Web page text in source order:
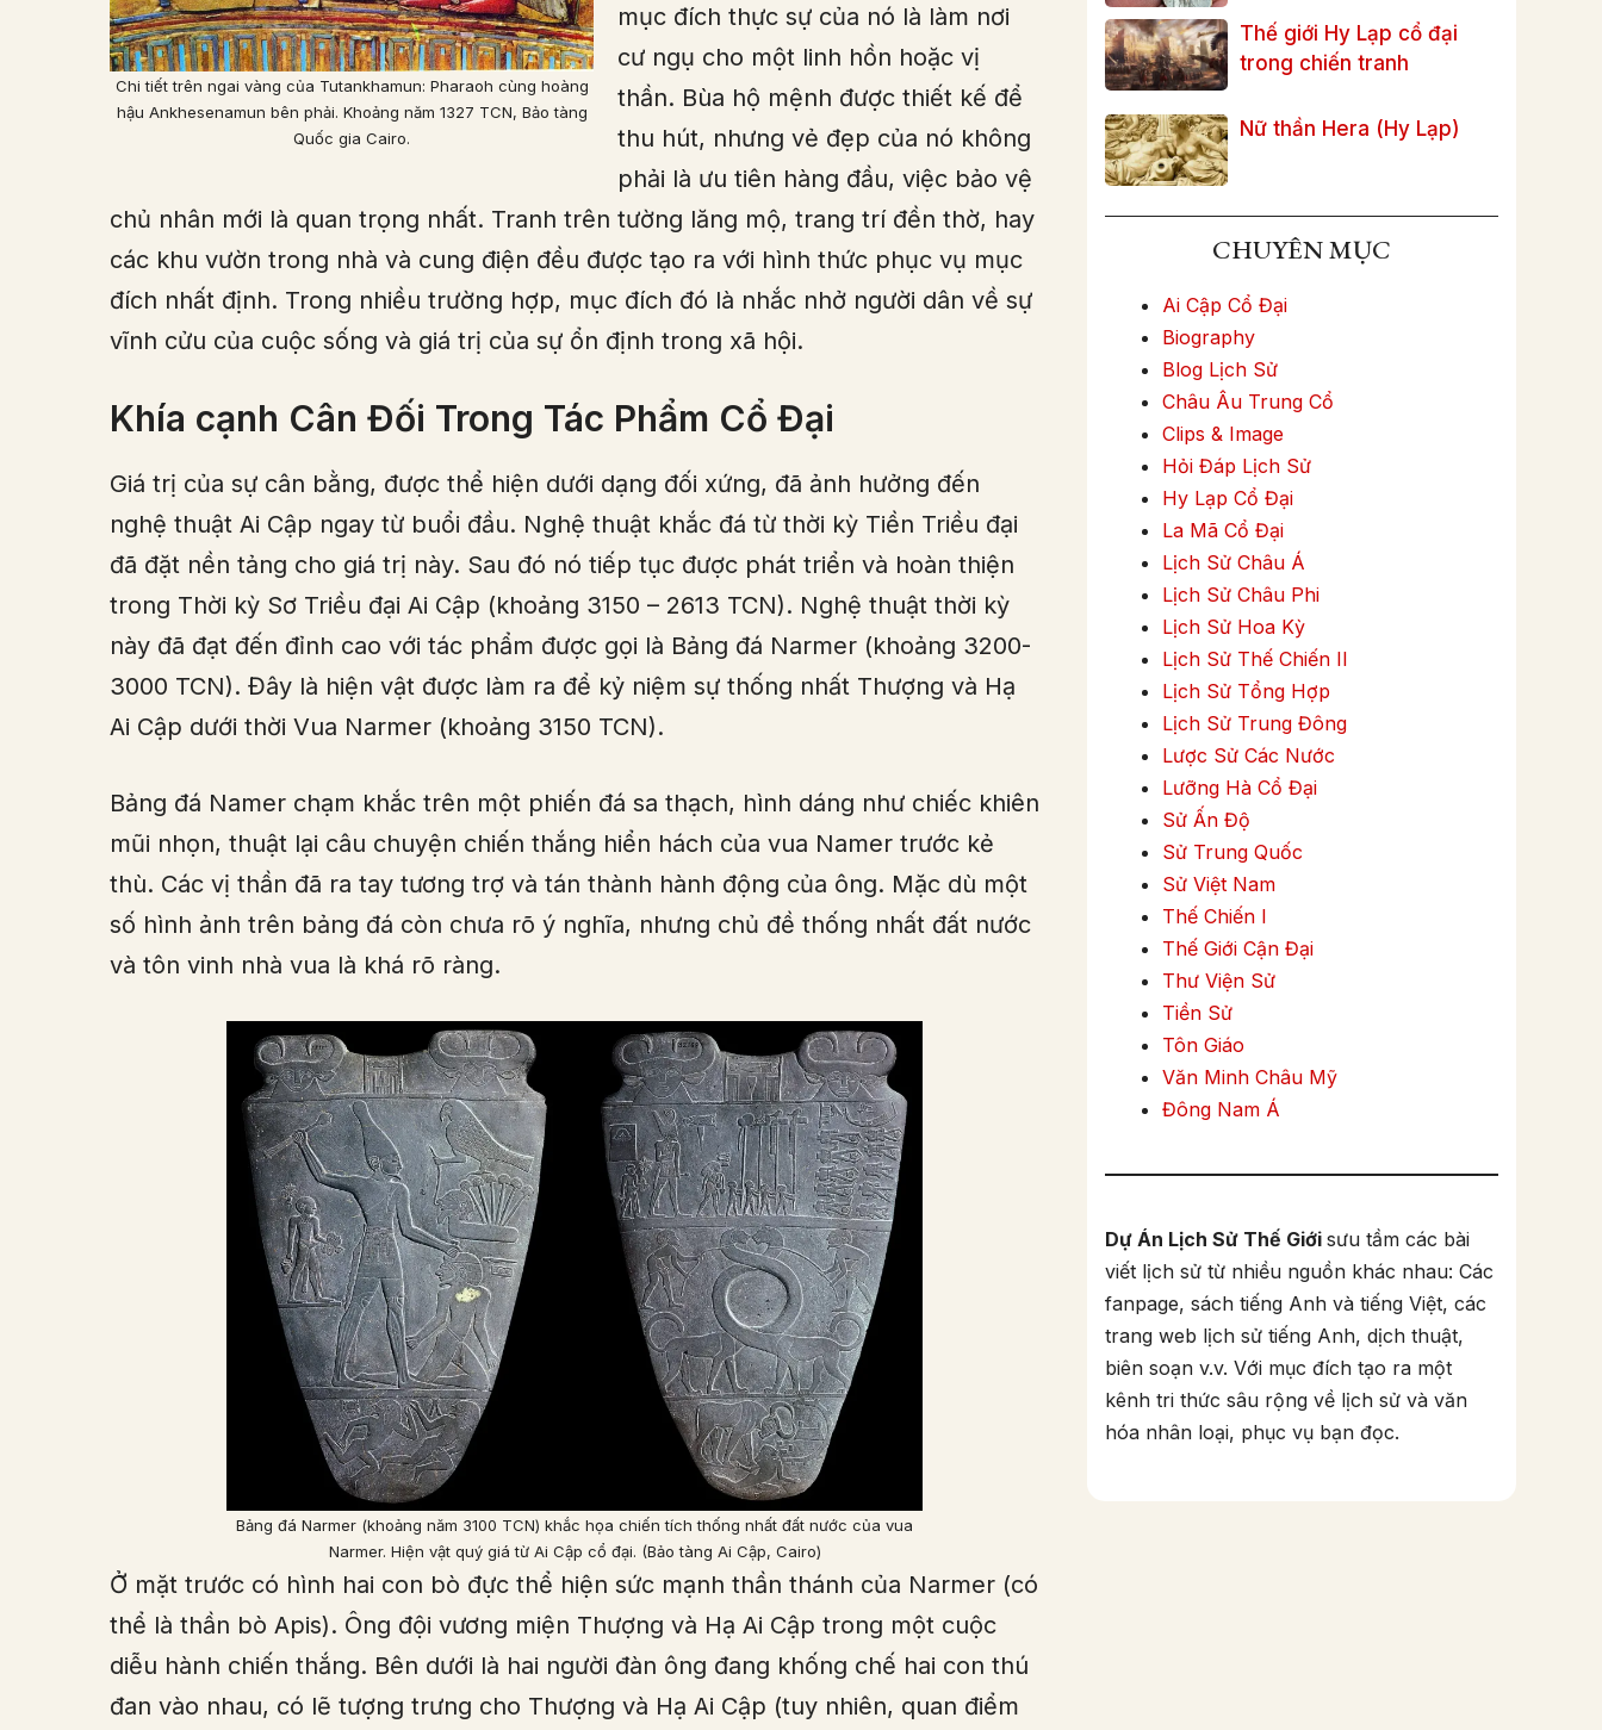
Chi tiết trên ngai vàng của Tutankhamun: Pharaoh cùng hoàng
hậu Ankhesenamun bên phải. Khoảng năm 1327 TCN, Bảo tàng
Quốc gia Cairo.
mục đích thực sự của nó là làm nơi
cư ngụ cho một linh hồn hoặc vị
thần. Bùa hộ mệnh được thiết kế để
thu hút, nhưng vẻ đẹp của nó không
phải là ưu tiên hàng đầu, việc bảo vệ
chủ nhân mới là quan trọng nhất. Tranh trên tường lăng mộ, trang trí đền thờ, hay
các khu vườn trong nhà và cung điện đều được tạo ra với hình thức phục vụ mục
đích nhất định. Trong nhiều trường hợp, mục đích đó là nhắc nhở người dân về sự
vĩnh cửu của cuộc sống và giá trị của sự ổn định trong xã hội.
Khía cạnh Cân Đối Trong Tác Phẩm Cổ Đại
Giá trị của sự cân bằng, được thể hiện dưới dạng đối xứng, đã ảnh hưởng đến
nghệ thuật Ai Cập ngay từ buổi đầu. Nghệ thuật khắc đá từ thời kỳ Tiền Triều đại
đã đặt nền tảng cho giá trị này. Sau đó nó tiếp tục được phát triển và hoàn thiện
trong Thời kỳ Sơ Triều đại Ai Cập (khoảng 3150 – 2613 TCN). Nghệ thuật thời kỳ
này đã đạt đến đỉnh cao với tác phẩm được gọi là Bảng đá Narmer (khoảng 3200-
3000 TCN). Đây là hiện vật được làm ra để kỷ niệm sự thống nhất Thượng và Hạ
Ai Cập dưới thời Vua Narmer (khoảng 3150 TCN).
Bảng đá Namer chạm khắc trên một phiến đá sa thạch, hình dáng như chiếc khiên
mũi nhọn, thuật lại câu chuyện chiến thắng hiển hách của vua Namer trước kẻ
thù. Các vị thần đã ra tay tương trợ và tán thành hành động của ông. Mặc dù một
số hình ảnh trên bảng đá còn chưa rõ ý nghĩa, nhưng chủ đề thống nhất đất nước
và tôn vinh nhà vua là khá rõ ràng.
Bảng đá Narmer (khoảng năm 3100 TCN) khắc họa chiến tích thống nhất đất nước của vua
Narmer. Hiện vật quý giá từ Ai Cập cổ đại. (Bảo tàng Ai Cập, Cairo)
Ở mặt trước có hình hai con bò đực thể hiện sức mạnh thần thánh của Narmer (có
thể là thần bò Apis). Ông đội vương miện Thượng và Hạ Ai Cập trong một cuộc
diễu hành chiến thắng. Bên dưới là hai người đàn ông đang khống chế hai con thú
đan vào nhau, có lẽ tượng trưng cho Thượng và Hạ Ai Cập (tuy nhiên, quan điểm
Thế giới Hy Lạp cổ đại
trong chiến tranh
Nữ thần Hera (Hy Lạp)
CHUYÊN MỤC
Ai Cập Cổ Đại
Biography
Blog Lịch Sử
Châu Âu Trung Cổ
Clips & Image
Hỏi Đáp Lịch Sử
Hy Lạp Cổ Đại
La Mã Cổ Đại
Lịch Sử Châu Á
Lịch Sử Châu Phi
Lịch Sử Hoa Kỳ
Lịch Sử Thế Chiến II
Lịch Sử Tổng Hợp
Lịch Sử Trung Đông
Lược Sử Các Nước
Lưỡng Hà Cổ Đại
Sử Ấn Độ
Sử Trung Quốc
Sử Việt Nam
Thế Chiến I
Thế Giới Cận Đại
Thư Viện Sử
Tiền Sử
Tôn Giáo
Văn Minh Châu Mỹ
Đông Nam Á
Dự Án Lịch Sử Thế Giới sưu tầm các bài
viết lịch sử từ nhiều nguồn khác nhau: Các
fanpage, sách tiếng Anh và tiếng Việt, các
trang web lịch sử tiếng Anh, dịch thuật,
biên soạn v.v. Với mục đích tạo ra một
kênh tri thức sâu rộng về lịch sử và văn
hóa nhân loại, phục vụ bạn đọc.